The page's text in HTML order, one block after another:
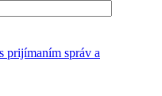
prijímaním správ a